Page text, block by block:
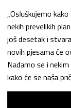
„Osluškujemo
nekih prevelikih
još desetak i
novih pjesama će
Nadamo se i
kako će se naša